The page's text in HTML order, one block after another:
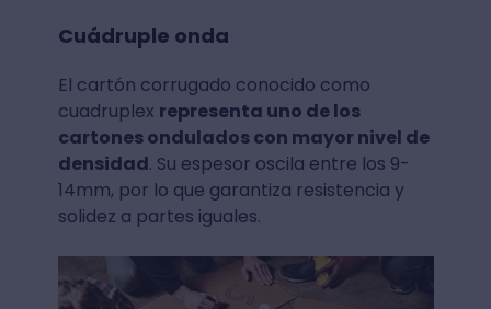
Cuádruple onda
El cartón corrugado conocido como
cuadruplex representa uno de los
cartones ondulados con mayor nivel de
densidad. Su espesor oscila entre los 9-
14mm, por lo que garantiza resistencia y
solidez a partes iguales.